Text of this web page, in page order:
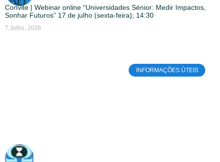
Convite | Webinar online “Universidades Sénior: Medir Impactos,
Sonhar Futuros” 17 de julho (sexta-feira); 14:30
7 Julho, 2026
INFORMAÇÕES ÚTEIS